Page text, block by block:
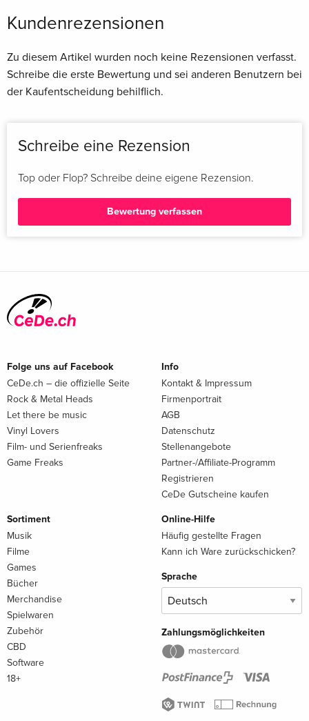
Kundenrezensionen
Zu diesem Artikel wurden noch keine Rezensionen verfasst.
Schreibe die erste Bewertung und sei anderen Benutzern bei
der Kaufentscheidung behilflich.
Schreibe eine Rezension
Top oder Flop? Schreibe deine eigene Rezension.
Bewertung verfassen
Folge uns auf Facebook
CeDe.ch – die offizielle Seite
Rock & Metal Heads
Let there be music
Vinyl Lovers
Film- und Serienfreaks
Game Freaks
Info
Kontakt & Impressum
Firmenportrait
AGB
Datenschutz
Stellenangebote
Partner-/Affiliate-Programm
Registrieren
CeDe Gutscheine kaufen
Sortiment
Musik
Filme
Games
Bücher
Merchandise
Spielwaren
Zubehör
CBD
Software
18+
Online-Hilfe
Häufig gestellte Fragen
Kann ich Ware zurückschicken?
Sprache
Zahlungsmöglichkeiten